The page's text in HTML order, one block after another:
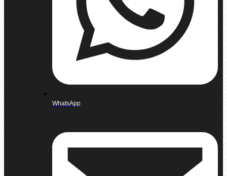
WhatsApp